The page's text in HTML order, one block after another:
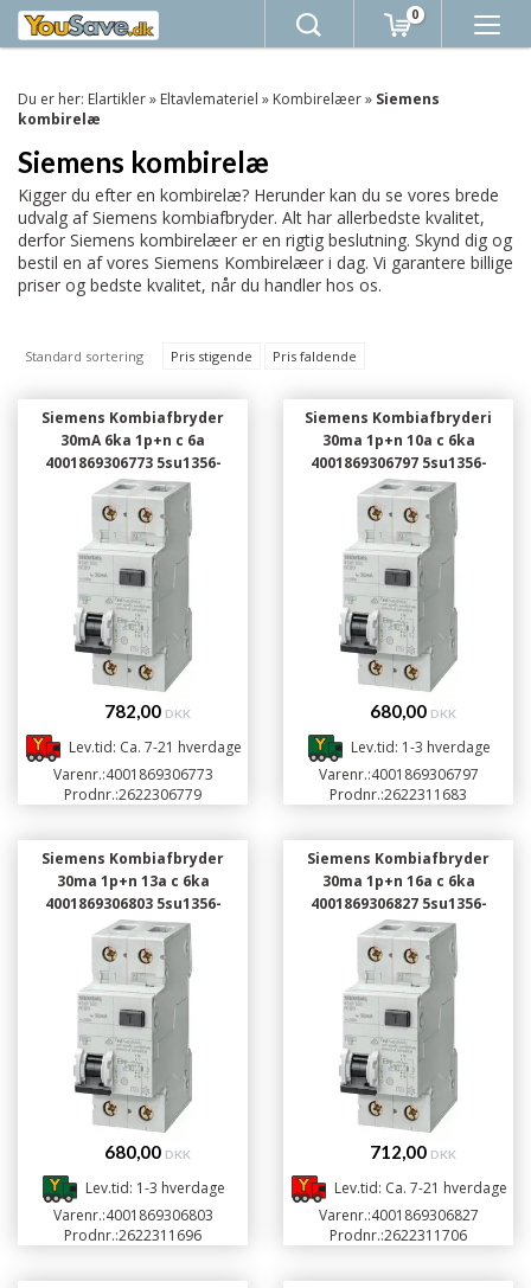
0
Du er her: Elartikler» Eltavlemateriel » Kombirelæer» Siemens
kombirelæ
Siemens kombirelæ
Kigger du efter en kombirelæ? Herunder kan du se vores brede
udvalg af Siemens kombiafbryder. Alt har allerbedste kvalitet,
derfor Siemens kombirelæer er en rigtig beslutning. Skynd dig og
bestil en af vores Siemens Kombirelæer i dag. Vi garantere billige
priser og bedste kvalitet, når du handler hos os.
Standard sortering Pris stigende Pris faldende
Siemens Kombiafbryder
30mA 6ka 1p+n c 6a
4001869306773 5su1356-
7kk06
782,00 DKK
Lev.tid: Ca. 7-21 hverdage
Varenr.:4001869306773
Prodnr.:2622306779
Siemens Kombiafbryderi
30ma 1p+n 10a c 6ka
4001869306797 5su1356-
7kk10
680,00 DKK
Lev.tid: 1-3 hverdage
Varenr.:4001869306797
Prodnr.:2622311683
Siemens Kombiafbryder
30ma 1p+n 13a c 6ka
4001869306803 5su1356-
7kk13
680,00 DKK
Lev.tid: 1-3 hverdage
Varenr.:4001869306803
Prodnr.:2622311696
Siemens Kombiafbryder
30ma 1p+n 16a c 6ka
4001869306827 5su1356-
7kk16
712,00 DKK
Lev.tid: Ca. 7-21 hverdage
Varenr.:4001869306827
Prodnr.:2622311706